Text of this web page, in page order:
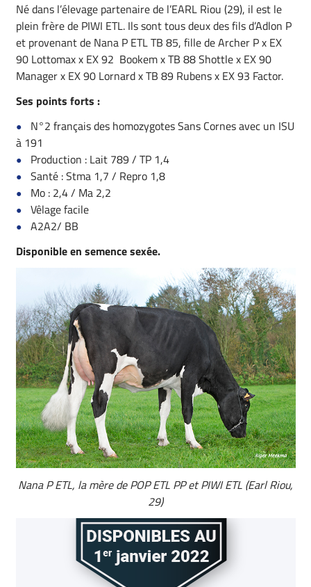
Né dans l’élevage partenaire de l’EARL Riou (29), il est le
plein frère de PIWI ETL. Ils sont tous deux des fils d’Adlon P
et provenant de Nana P ETL TB 85, fille de Archer P x EX
90 Lottomax x EX 92 Bookem x TB 88 Shottle x EX 90
Manager x EX 90 Lornard x TB 89 Rubens x EX 93 Factor.
Ses points forts :
N°2 français des homozygotes Sans Cornes avec un ISU
à 191
Production : Lait 789 / TP 1,4
Santé : Stma 1,7 / Repro 1,8
Mo : 2,4 / Ma 2,2
Vêlage facile
A2A2/ BB
Disponible en semence sexée.
Nana P ETL, la mère de POP ETL PP et PIWI ETL (Earl Riou,
29)